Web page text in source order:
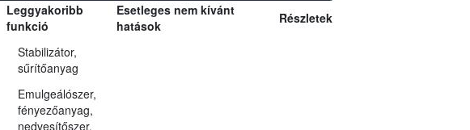
Leggyakoribb
funkció
Esetleges nem kívánt
hatások
Részletek
Stabilizátor,
sűrítőanyag
Emulgeálószer,
fényezőanyag,
nedvesítőszer,